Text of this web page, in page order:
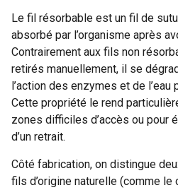
Le fil résorbable est un fil de
absorbé par l’organisme après
Contrairement aux fils non
retirés manuellement, il se
l’action des enzymes et de
Cette propriété le rend
zones difficiles d’accès ou pour
d’un retrait.
Côté fabrication, on distingue
fils d’origine naturelle (comme